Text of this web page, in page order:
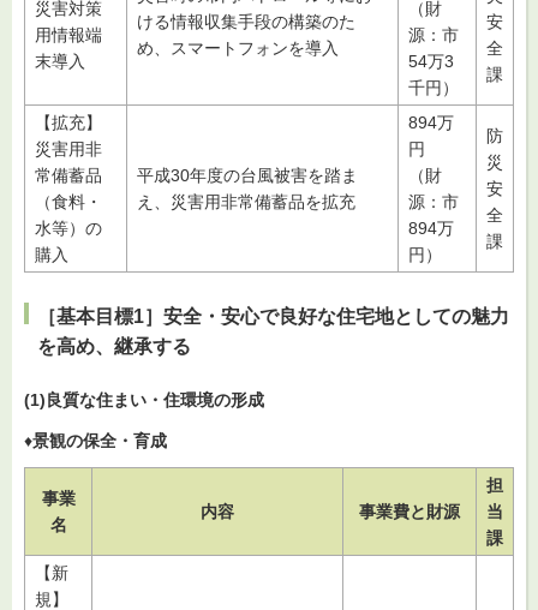
災害対策
用情報端
末導入
ける情報収集手段の構築のた
め、スマートフォンを導入
（財
源：市
54万3
千円）
安
全
課
【拡充】
災害用非
常備蓄品
（食料・
水等）の
購入
平成30年度の台風被害を踏ま
え、災害用非常備蓄品を拡充
894万
円
（財
源：市
894万
円）
防
災
安
全
課
［基本目標1］安全・安心で良好な住宅地としての魅力
を高め、継承する
(1)良質な住まい・住環境の形成
♦景観の保全・育成
事業
名
内容 事業費と財源
担
当
課
【新
規】